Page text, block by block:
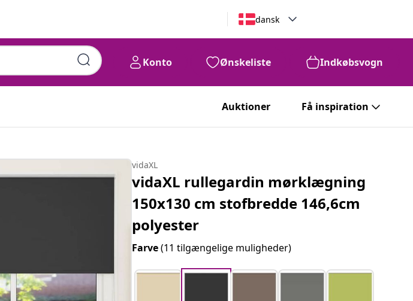
dansk
Konto Ønskeliste Indkøbsvogn
Auktioner Få inspiration
vidaXL
vidaXL rullegardin mørklægning
150x130 cm stofbredde 146,6cm
polyester
Farve(11 tilgængelige muligheder)